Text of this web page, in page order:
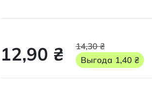
12,90 ₴
14,30 ₴
Выгода 1,40 ₴